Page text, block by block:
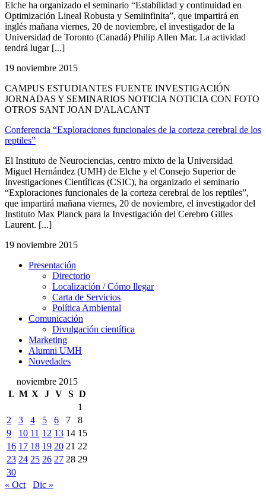
Elche ha organizado el seminario “Estabilidad y continuidad en
Optimización Lineal Robusta y Semiinfinita”, que impartirá en
inglés mañana viernes, 20 de noviembre, el investigador de la
Universidad de Toronto (Canadá) Philip Allen Mar. La actividad
tendrá lugar [...]
19 noviembre 2015
CAMPUS ESTUDIANTES FUENTE INVESTIGACIÓN
JORNADAS Y SEMINARIOS NOTICIA NOTICIA CON FOTO
OTROS SANT JOAN D'ALACANT
Conferencia “Exploraciones funcionales de la corteza cerebral de los
reptiles”
El Instituto de Neurociencias, centro mixto de la Universidad
Miguel Hernández (UMH) de Elche y el Consejo Superior de
Investigaciones Científicas (CSIC), ha organizado el seminario
“Exploraciones funcionales de la corteza cerebral de los reptiles”,
que impartirá mañana viernes, 20 de noviembre, el investigador del
Instituto Max Planck para la Investigación del Cerebro Gilles
Laurent. [...]
19 noviembre 2015
Presentación
Presentación
Directorio
Localización / Cómo llegar
Carta de Servicios
Política Ambiental
Comunicación
Comunicación
Divulgación científica
Marketing
Alumni UMH
Novedades
noviembre 2015
L M X J V S D
1
2
3 4 5 6 7
8
9
10 11 12 13 14 15
16 17 18 19 20 21 22
23 24 25 26 27 28 29
30
« Oct
Dic »